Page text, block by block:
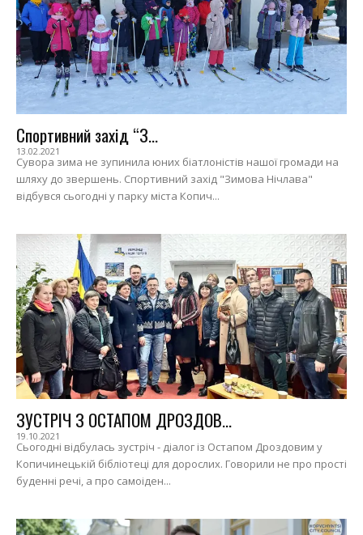
Спортивний захід “З...
13.02.2021
Сувора зима не зупинила юних біатлоністів нашої громади на
шляху до звершень. Спортивний захід "Зимова Нічлава"
відбувся сьогодні у парку міста Копич...
ЗУСТРІЧ З ОСТАПОМ ДРОЗДОВ...
19.10.2021
Сьогодні відбулась зустріч - діалог із Остапом Дроздовим у
Копичинецькій бібліотеці для дорослих. Говорили не про прості
буденні речі, а про самоіден...